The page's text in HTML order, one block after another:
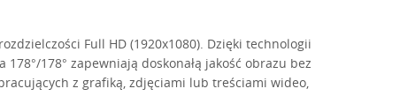
Full HD (1920x1080). Dzięki technologii
178° zapewniają doskonałą jakość obrazu bez
z grafiką, zdjęciami lub treściami wideo,